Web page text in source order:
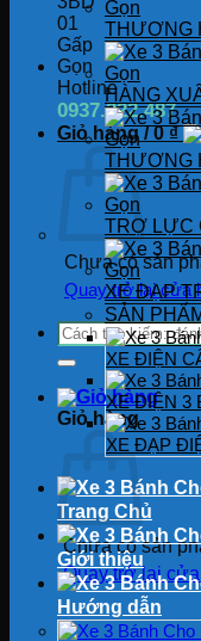
Hotline
0937.222.487
Giỏ hàng /0₫
Chưa có sản
Quay trở lại cửa
Tìm
kiếm:
Giỏ hàng
Chưa có sản
Quay trở lại
THƯƠNG
HÀNG
THƯƠNG
TRỢ LỰC
XE ĐẠP
SẢN
XE ĐIỆN
XE ĐIỆN 3
XE ĐẠP
Trang Chủ
Giới thiệu
Hướng dẫn